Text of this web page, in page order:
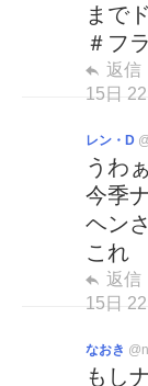
まで
＃フ
返信
15日
レン・D
うわ
今季
ヘン
これ
返信
15日
なおき
もし